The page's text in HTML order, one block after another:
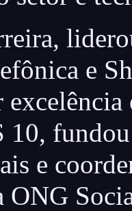
e
10,
e
ONG